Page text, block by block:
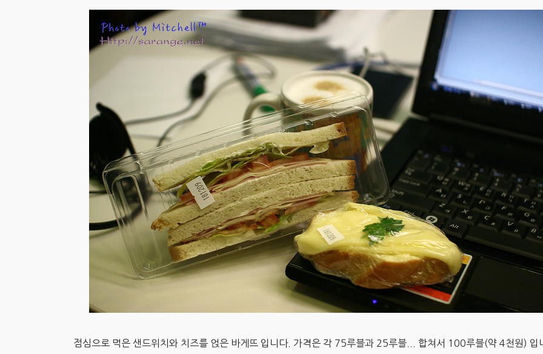
점심으로 먹은 샌드위치와 치즈를 얹은 바게뜨 입니다. 가격은 각 75루블과 25루블... 합쳐서 100루블(약 4천원) 입